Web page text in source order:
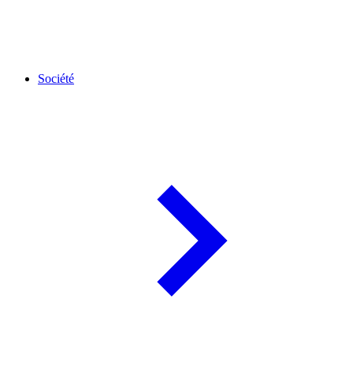
Société